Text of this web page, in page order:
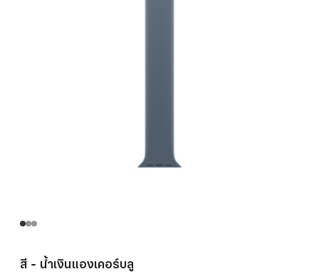
สี - น้ำเงินแองเคอร์บลู